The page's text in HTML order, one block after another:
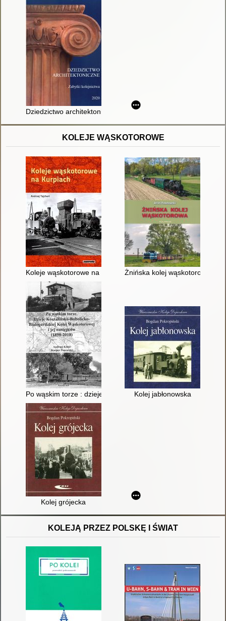
Dziedzictwo architektoniczne : zabytki kolejnictwa
KOLEJE WĄSKOTOROWE
Koleje wąskotorowe na KurpiachŻnińska kolej wąskotorowa
Po wąskim torze : dzieje Koszalińsko-Bobolicko-
Kolej jabłonowska
Kolej grójecka
KOLEJĄ PRZEZ POLSKĘ I ŚWIAT